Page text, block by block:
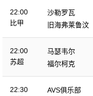
22:00
比甲
沙勒罗瓦
旧海弗莱鲁汶
22:00
苏超
马瑟韦尔
福尔柯克
22:30
AVS俱乐部